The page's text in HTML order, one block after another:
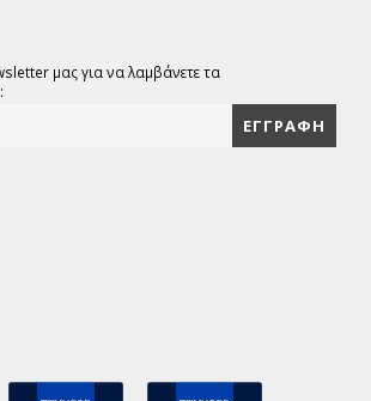
μας για να λαμβάνετε τα